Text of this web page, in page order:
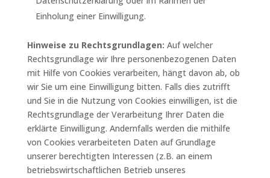
Einholung einer Einwilligung.
Hinweise zu Rechtsgrundlagen: Auf welcher
Rechtsgrundlage wir Ihre personenbezogenen Daten
mit Hilfe von Cookies verarbeiten, hängt davon ab, ob
wir Sie um eine Einwilligung bitten. Falls dies zutrifft
und Sie in die Nutzung von Cookies einwilligen, ist die
Rechtsgrundlage der Verarbeitung Ihrer Daten die
erklärte Einwilligung. Andernfalls werden die mithilfe
von Cookies verarbeiteten Daten auf Grundlage
unserer berechtigten Interessen (z.B. an einem
betriebswirtschaftlichen Betrieb unseres